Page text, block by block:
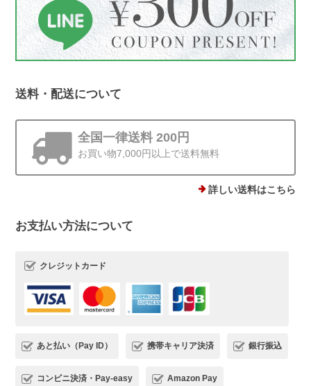
き、ありがとうございます。これからも
丁寧にお届けしてまいります😊
ストーンminiピアス シルバー925
他にはあまりない、石ころモチーフ、とても可愛いです。まん丸では
この度は、Rolo.をご利用いただき有難
ただけましたら幸いです。 またご縁が
いただけることを、心よりお待ちしてお
ります。
送料・配送について
全国一律送料 200円
お買い物7,000円以上で送料無料
詳しい送料はこちら
お支払い方法について
クレジットカード
あと払い（Pay ID） 携帯キャリア決済 銀行振込
コンビニ決済・Pay-easy Amazon Pay